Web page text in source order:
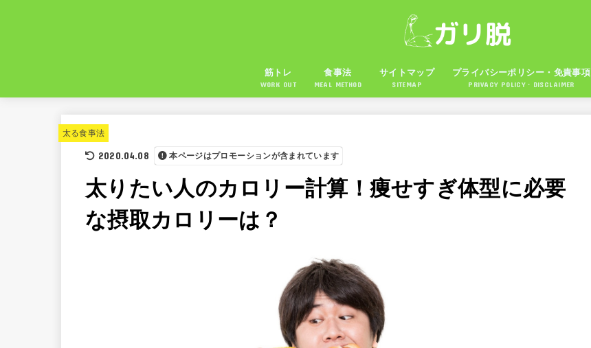
筋トレ
WORK OUT
食事法
MEAL METHOD
サイトマップ
SITEMAP
プライバシーポリシー・免責事項
PRIVACY POLICY・DISCLAIMER
太る食事法
2020.04.08 本ページはプロモーションが含まれています
太りたい人のカロリー計算！痩せすぎ体型に必要
な摂取カロリーは？